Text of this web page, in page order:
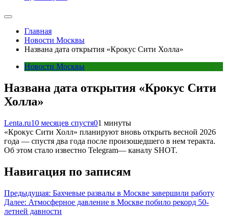
Главная
Новости Москвы
Названа дата открытия «Крокус Сити Холла»
Новости Москвы
Названа дата открытия «Крокус Сити
Холла»
Lenta.ru10 месяцев спустя01 минуты
«Крокус Сити Холл» планируют вновь открыть весной 2026
года — спустя два года после произошедшего в нем теракта.
Об этом стало известно Telegram— каналу SHOT.
Навигация по записям
Предыдущая: Бахчевые развалы в Москве завершили работу
Далее: Атмосферное давление в Москве побило рекорд 50-
летней давности